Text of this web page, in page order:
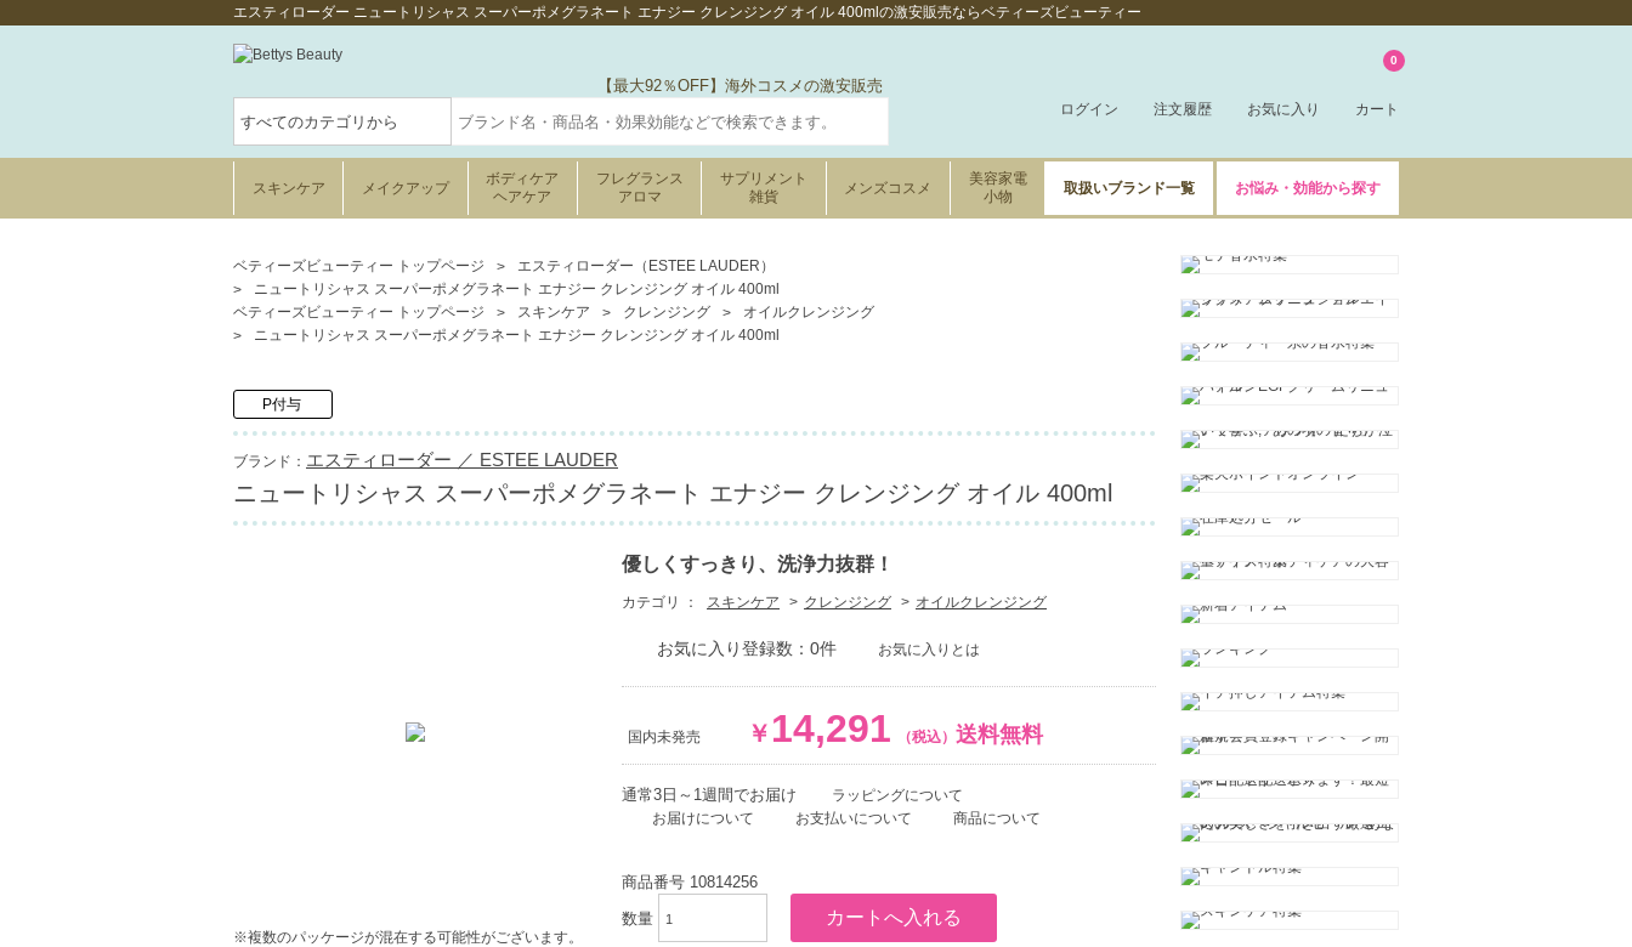
エスティローダー ニュートリシャス スーパーポメグラネート エナジー クレンジング オイル 400mlの激安販売ならベティーズビューティー
【最大92％OFF】海外コスメの激安販売
ログイン 注文履歴 お気に入り カート
0
スキンケア メイクアップ
ボディケア
ヘアケア
フレグランス
アロマ
サプリメント
雑貨
メンズコスメ
美容家電
小物
取扱いブランド一覧 お悩み・効能から探す
ベティーズビューティー トップページ
エスティローダー（ESTEE LAUDER）
ニュートリシャス スーパーポメグラネート エナジー クレンジング オイル 400ml
ベティーズビューティー トップページ
スキンケア クレンジング
オイルクレンジング
ニュートリシャス スーパーポメグラネート エナジー クレンジング オイル 400ml
P付与
ブランド： エスティローダー ／ ESTEE LAUDER
ニュートリシャス スーパーポメグラネート エナジー クレンジング オイル 400ml
※複数のパッケージが混在する可能性がございます。
優しくすっきり、洗浄力抜群！
カテゴリ ： スキンケア クレンジング オイルクレンジング
お気に入り登録数：0件 お気に入りとは
国内未発売 ￥ 14,291 （税込） 送料無料
通常3日～1週間でお届け
ラッピングについて
お届けについて
お支払いについて 商品について
商品番号 10814256
数量